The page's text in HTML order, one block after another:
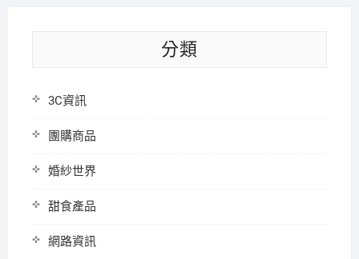
分類
3C資訊
團購商品
婚紗世界
甜食產品
網路資訊